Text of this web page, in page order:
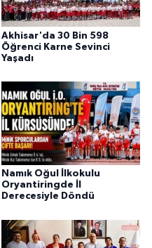
Akhisar'da 30 Bin 598
Öğrenci Karne Sevinci
Yaşadı
Namık Oğul İlkokulu
Oryantiringde İl
Derecesiyle Döndü